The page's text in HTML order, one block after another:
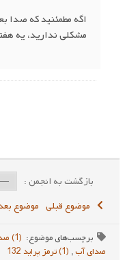
اگه مطمئنید که صدا
مشکلی ندارید، یه
بازگشت به انجمن :
موضوع قبلی موضوع
برچسب‌های موضوع: (1) صدای عجیب هنگام ترمز پرای
صدای آب, (1) ترمز پراید 132